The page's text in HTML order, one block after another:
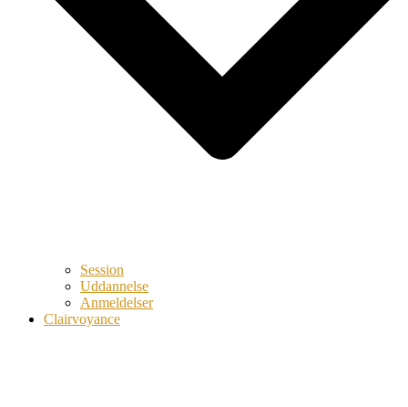
Session
Uddannelse
Anmeldelser
Clairvoyance